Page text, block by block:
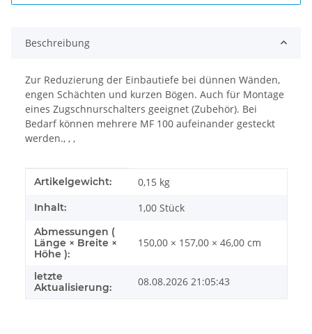
Beschreibung
Zur Reduzierung der Einbautiefe bei dünnen Wänden,
engen Schächten und kurzen Bögen. Auch für Montage
eines Zugschnurschalters geeignet (Zubehör). Bei
Bedarf können mehrere MF 100 aufeinander gesteckt
werden., , ,
Produkteigenschaft
Wert
Artikelgewicht: 0,15 kg
Inhalt: 1,00 Stück
Abmessungen (
Länge × Breite ×
Höhe ):
150,00 × 157,00 × 46,00 cm
letzte
Aktualisierung:
08.08.2026 21:05:43